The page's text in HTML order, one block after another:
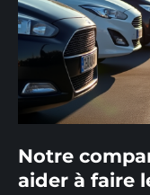
Notre
aider à faire